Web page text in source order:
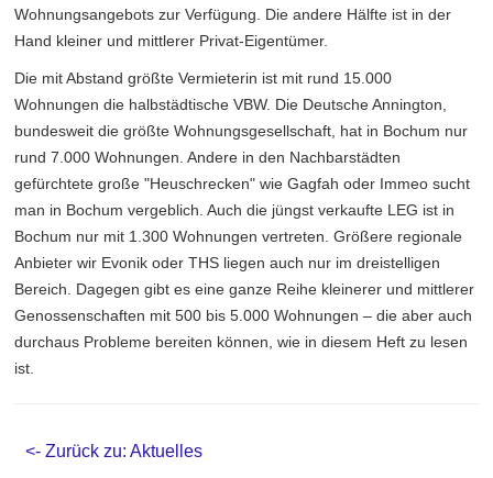
Wohnungsangebots zur Verfügung. Die andere Hälfte ist in der
Hand kleiner und mittlerer Privat-Eigentümer.
Die mit Abstand größte Vermieterin ist mit rund 15.000
Wohnungen die halbstädtische VBW. Die Deutsche Annington,
bundesweit die größte Wohnungsgesellschaft, hat in Bochum nur
rund 7.000 Wohnungen. Andere in den Nachbarstädten
gefürchtete große "Heuschrecken" wie Gagfah oder Immeo sucht
man in Bochum vergeblich. Auch die jüngst verkaufte LEG ist in
Bochum nur mit 1.300 Wohnungen vertreten. Größere regionale
Anbieter wir Evonik oder THS liegen auch nur im dreistelligen
Bereich. Dagegen gibt es eine ganze Reihe kleinerer und mittlerer
Genossenschaften mit 500 bis 5.000 Wohnungen – die aber auch
durchaus Probleme bereiten können, wie in diesem Heft zu lesen
ist.
<- Zurück zu: Aktuelles